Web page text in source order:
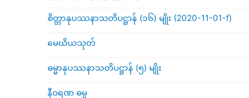
စိတ္တာနုပဿနာသတိပဋ္ဌာန် (၁၆) မျိုး (2020-11-01-f)
မေဃိယသုတ်
ဓမ္မာနုပဿနာသတိပဋ္ဌာန် (၅) မျိုး
နီဝရဏ ဓမ္မ